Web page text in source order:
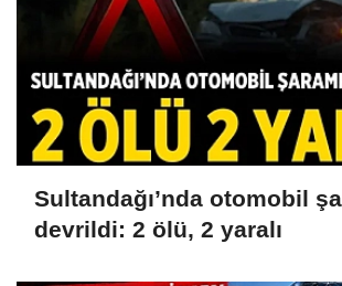
Sultandağı’nda otomobil
devrildi: 2 ölü, 2 yaralı